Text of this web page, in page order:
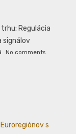
Regulácia
signálov
No comments
s